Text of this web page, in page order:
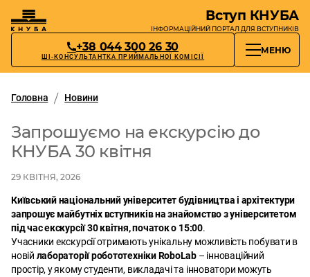
Вступ КНУБА
ІНФОРМАЦІЙНИЙ ПОРТАЛ ДЛЯ ВСТУПНИКІВ
+38 044 300 26 30
ШІ-КОНСУЛЬТАНТКА ПРИЙМАЛЬНОЇ КОМІСІЇ
МЕНЮ
Головна Новини
Запрошуємо на екскурсію до
КНУБА 30 квітня
29 КВІТНЯ, 2026
Київський національний університет будівництва і архітектури
запрошує майбутніх вступників на знайомство з університетом
під час екскурсії 30 квітня, початок о 15:00.
Учасники екскурсії отримають унікальну можливість побувати в
новій лабораторії робототехніки RoboLab – інноваційний
простір, у якому cтуденти, викладачі та інноватори можуть